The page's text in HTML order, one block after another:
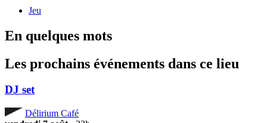
Jeu
En quelques mots
Les prochains événements dans ce lieu
DJ set
Délirium Café